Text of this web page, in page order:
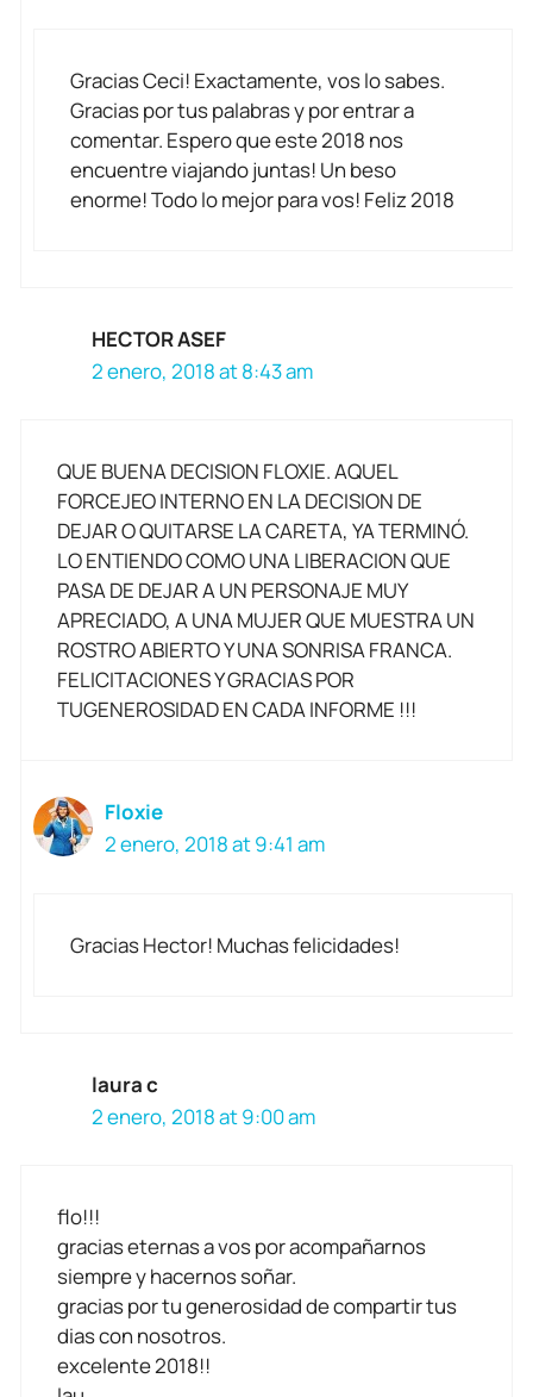
Gracias Ceci! Exactamente, vos lo sabes.
Gracias por tus palabras y por entrar a
comentar. Espero que este 2018 nos
encuentre viajando juntas! Un beso
enorme! Todo lo mejor para vos! Feliz 2018
HECTOR ASEF
2 enero, 2018 at 8:43 am
QUE BUENA DECISION FLOXIE. AQUEL
FORCEJEO INTERNO EN LA DECISION DE
DEJAR O QUITARSE LA CARETA, YA TERMINÓ.
LO ENTIENDO COMO UNA LIBERACION QUE
PASA DE DEJAR A UN PERSONAJE MUY
APRECIADO, A UNA MUJER QUE MUESTRA UN
ROSTRO ABIERTO Y UNA SONRISA FRANCA.
FELICITACIONES Y GRACIAS POR
TUGENEROSIDAD EN CADA INFORME !!!
Floxie
2 enero, 2018 at 9:41 am
Gracias Hector! Muchas felicidades!
laura c
2 enero, 2018 at 9:00 am
flo!!!
gracias eternas a vos por acompañarnos
siempre y hacernos soñar.
gracias por tu generosidad de compartir tus
dias con nosotros.
excelente 2018!!